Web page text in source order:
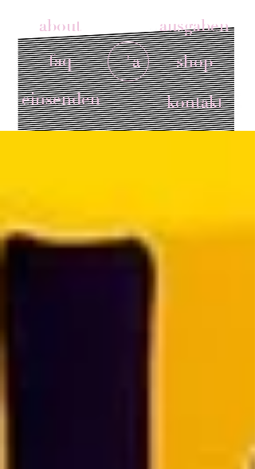
about
ausgaben
faq
shop
'a
einsenden
kontakt